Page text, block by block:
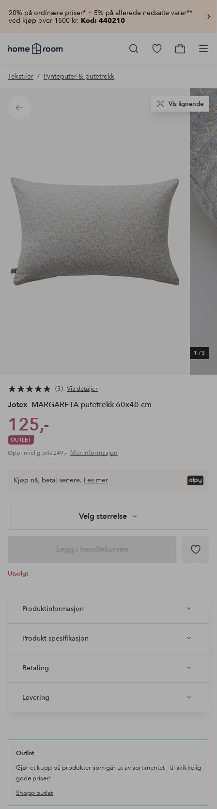
20% på ordinære priser* + 5% på allerede nedsatte varer**
ved kjøp over 1500 kr. Kod: 440210
Homeroom
–
hjemmet
pris
Gå
Gå
Tekstiler Pynteputer & putetrekk
Tilbake
1 /3
Vis lignende
3 Vis detaljer
Jotex MARGARETA putetrekk 60x40 cm
125,-
OUTLET
Opprinnelig pris 249,- Mer informasjon
Kjøp nå, betal senere. Les mer
Velg størrelse
Legg i handlekurven
Utsolgt
Produktinformasjon
Produkt spesifikasjon
Betaling
Levering
Outlet
Gjør et kupp på produkter som går ut av sortimentet – til skikkelig
gode priser!
Shopp outlet